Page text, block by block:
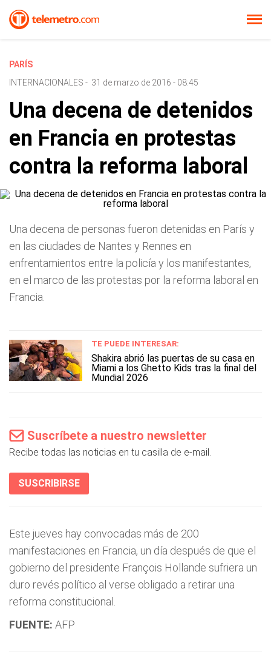
PARÍS
INTERNACIONALES - 31 de marzo de 2016 - 08:45
Una decena de detenidos
en Francia en protestas
contra la reforma laboral
Una decena de personas fueron detenidas en París y
en las ciudades de Nantes y Rennes en
enfrentamientos entre la policía y los manifestantes,
en el marco de las protestas por la reforma laboral en
Francia.
TE PUEDE INTERESAR:
Shakira abrió las puertas de su casa en
Miami a los Ghetto Kids tras la final del
Mundial 2026
Suscríbete a nuestro newsletter
Recibe todas las noticias en tu casilla de e-mail.
SUSCRIBIRSE
Este jueves hay convocadas más de 200
manifestaciones en Francia, un día después de que el
gobierno del presidente François Hollande sufriera un
duro revés político al verse obligado a retirar una
reforma constitucional.
FUENTE: AFP